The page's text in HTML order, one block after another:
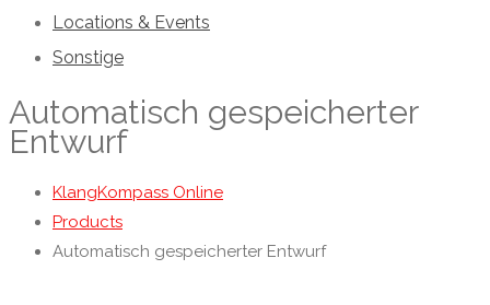
Locations & Events
Sonstige
Automatisch gespeicherter
Entwurf
KlangKompass Online
Products
Automatisch gespeicherter Entwurf